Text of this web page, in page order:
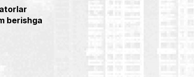
berishga